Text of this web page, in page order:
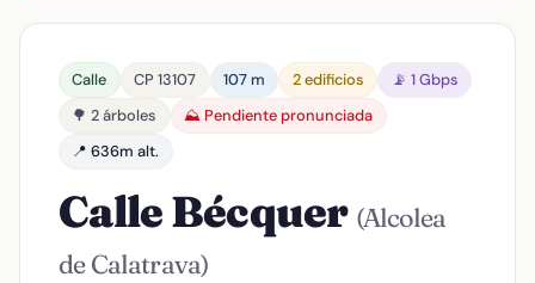
Calle CP 13107 107 m 2 edificios
📡 1 Gbps
🌳 2 árboles
⛰️ Pendiente pronunciada
📍 636m alt.
Calle Bécquer (Alcolea
de Calatrava)